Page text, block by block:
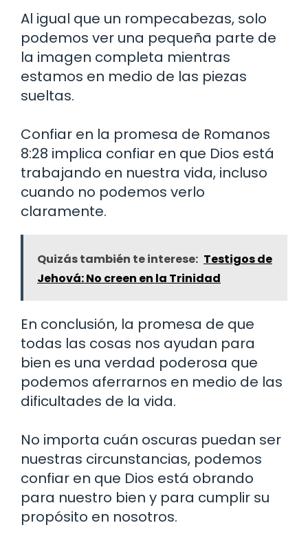
Al igual que un rompecabezas, solo
podemos ver una pequeña parte de
la imagen completa mientras
estamos en medio de las piezas
sueltas.
Confiar en la promesa de Romanos
8:28 implica confiar en que Dios está
trabajando en nuestra vida, incluso
cuando no podemos verlo
claramente.
Quizás también te interese: Testigos de
Jehová: No creen en la Trinidad
En conclusión, la promesa de que
todas las cosas nos ayudan para
bien es una verdad poderosa que
podemos aferrarnos en medio de las
dificultades de la vida.
No importa cuán oscuras puedan ser
nuestras circunstancias, podemos
confiar en que Dios está obrando
para nuestro bien y para cumplir su
propósito en nosotros.